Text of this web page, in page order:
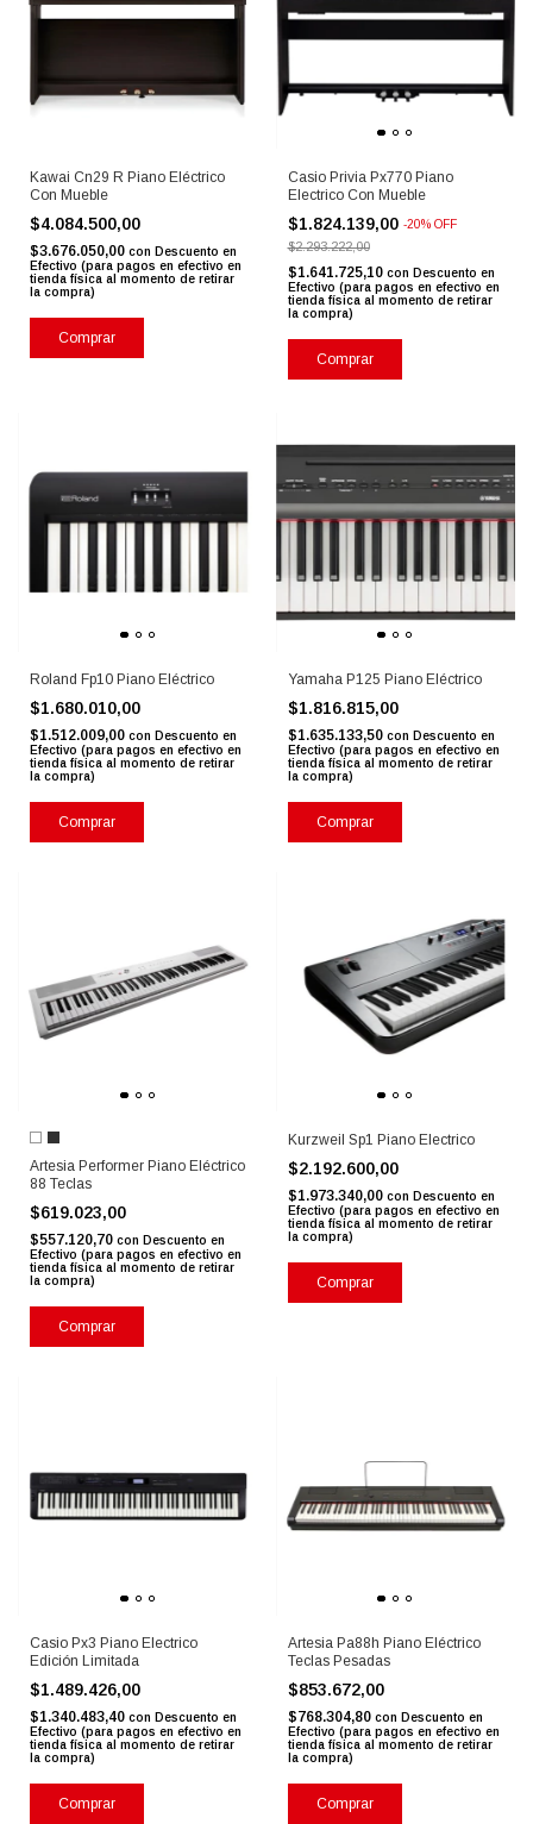
Kawai Cn29 R Piano Eléctrico
Con Mueble
$4.084.500,00
$3.676.050,00 con Descuento en
Efectivo (para pagos en efectivo en
tienda física al momento de retirar
la compra)
Comprar
Casio Privia Px770 Piano
Electrico Con Mueble
$1.824.139,00 -20% OFF
$2.293.222,00
$1.641.725,10 con Descuento en
Efectivo (para pagos en efectivo en
tienda física al momento de retirar
la compra)
Roland Fp10 Piano Eléctrico
$1.680.010,00
$1.512.009,00 con Descuento en
Efectivo (para pagos en efectivo en
tienda física al momento de retirar
la compra)
Comprar
Yamaha P125 Piano Eléctrico
$1.816.815,00
$1.635.133,50 con Descuento en
Efectivo (para pagos en efectivo en
tienda física al momento de retirar
la compra)
Comprar
Artesia Performer Piano Eléctrico
88 Teclas
$619.023,00
$557.120,70 con Descuento en
Efectivo (para pagos en efectivo en
tienda física al momento de retirar
la compra)
Comprar
Kurzweil Sp1 Piano Electrico
$2.192.600,00
$1.973.340,00 con Descuento en
Efectivo (para pagos en efectivo en
tienda física al momento de retirar
la compra)
Casio Px3 Piano Electrico
Edición Limitada
$1.489.426,00
$1.340.483,40 con Descuento en
Efectivo (para pagos en efectivo en
tienda física al momento de retirar
la compra)
Artesia Pa88h Piano Eléctrico
Teclas Pesadas
$853.672,00
$768.304,80 con Descuento en
Efectivo (para pagos en efectivo en
tienda física al momento de retirar
la compra)
Comprar